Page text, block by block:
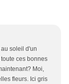
soleil d'un
ces bonnes
Moi,
fleurs. Ici gris